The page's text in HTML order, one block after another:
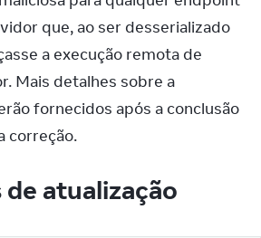
que, ao ser desserializado
a execução remota de
Mais detalhes sobre a
fornecidos após a conclusão
correção.
atualização